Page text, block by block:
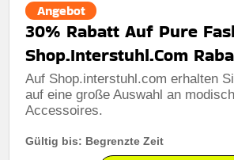
Angebot
30% Rabatt Auf Pure
Shop.Interstuhl.Com
Auf Shop.interstuhl.com erhalten
auf eine große Auswahl an
Accessoires.
Gültig bis: Begrenzte Zeit